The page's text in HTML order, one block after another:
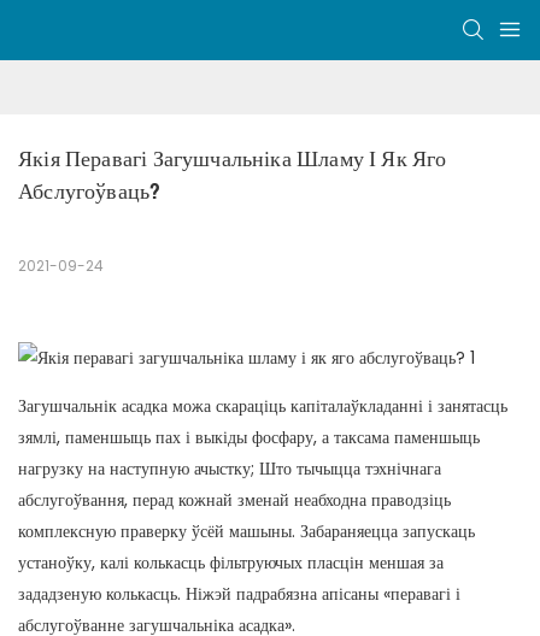
Якія Перавагі Загушчальніка Шламу І Як Яго
Абслугоўваць?
2021-09-24
Загушчальнік асадка можа скараціць капіталаўкладанні і занятасць
зямлі, паменшыць пах і выкіды фосфару, а таксама паменшыць
нагрузку на наступную ачыстку; Што тычыцца тэхнічнага
абслугоўвання, перад кожнай зменай неабходна праводзіць
комплексную праверку ўсёй машыны. Забараняецца запускаць
устаноўку, калі колькасць фільтруючых пласцін меншая за
зададзеную колькасць. Ніжэй падрабязна апісаны «перавагі і
абслугоўванне загушчальніка асадка».